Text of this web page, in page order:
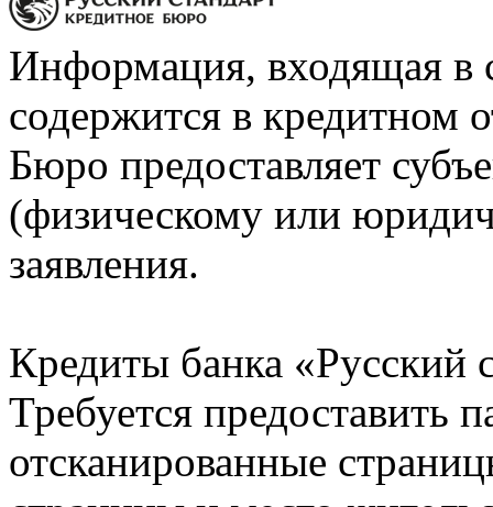
Информация, входящая в
содержится в кредитном
Бюро предоставляет
(физическому или
заявления.
Кредиты банка «Русский
Требуется предоставить
отсканированные